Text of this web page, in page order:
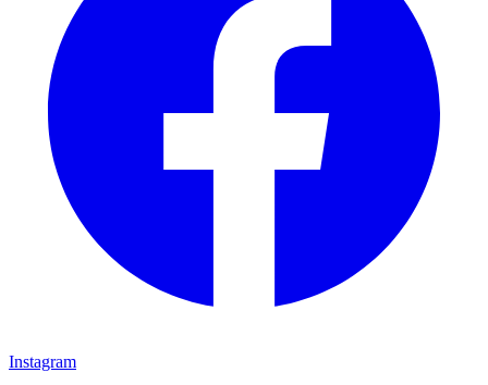
Instagram